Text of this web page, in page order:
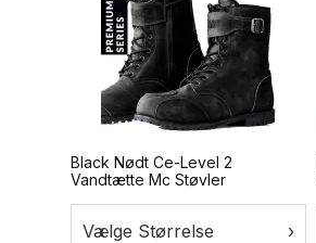
Black Nødt Ce-Level 2
Vandtætte Mc Støvler
Vælge Størrelse ›